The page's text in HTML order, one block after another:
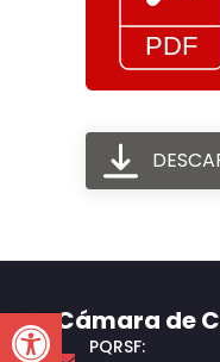
Open toolbar
Cámara de
PQRSF: